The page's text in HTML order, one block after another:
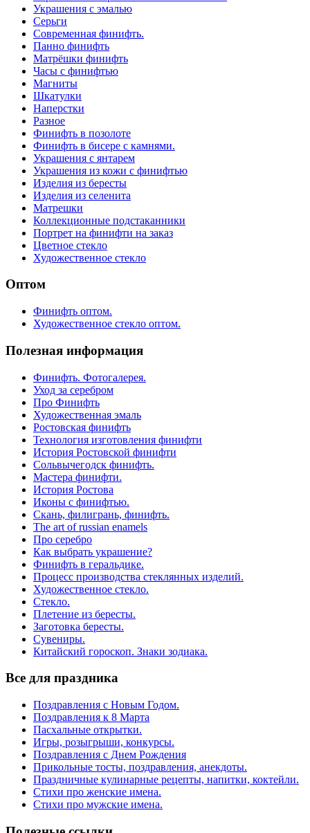
Украшения с эмалью
Серьги
Современная финифть.
Панно финифть
Матрёшки финифть
Часы с финифтью
Магниты
Шкатулки
Наперстки
Разное
Финифть в позолоте
Финифть в бисере с камнями.
Украшения с янтарем
Украшения из кожи с финифтью
Изделия из бересты
Изделия из селенита
Матрешки
Коллекционные подстаканники
Портрет на финифти на заказ
Цветное стекло
Художественное стекло
Оптом
Финифть оптом.
Художественное стекло оптом.
Полезная информация
Финифть. Фотогалерея.
Уход за серебром
Про Финифть
Художественная эмаль
Ростовская финифть
Технология изготовления финифти
История Ростовской финифти
Сольвычегодск финифть.
Мастера финифти.
История Ростова
Иконы с финифтью.
Скань, филигрань, финифть.
The art of russian enamels
Про серебро
Как выбрать украшение?
Финифть в геральдике.
Процесс производства стеклянных изделий.
Художественное стекло.
Стекло.
Плетение из бересты.
Заготовка бересты.
Сувениры.
Китайский гороскоп. Знаки зодиака.
Все для праздника
Поздравления с Новым Годом.
Поздравления к 8 Марта
Пасхальные открытки.
Игры, розыгрыши, конкурсы.
Поздравления с Днем Рождения
Прикольные тосты, поздравления, анекдоты.
Праздничные кулинарные рецепты, напитки, коктейли.
Стихи про женские имена.
Стихи про мужские имена.